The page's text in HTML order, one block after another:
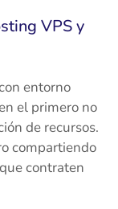
VPS y
entorno
el primero no
de recursos.
compartiendo
contraten